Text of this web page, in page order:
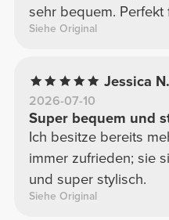
sehr bequem.
Siehe Original
Jessica N.
2026-07-10
Super bequem und
Ich besitze bereits
immer zufrieden; sie
und super stylisch.
Siehe Original